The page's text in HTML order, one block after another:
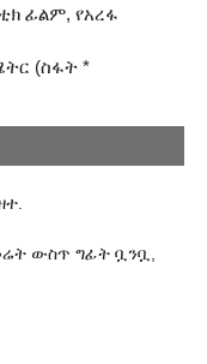
ፊልም, የአረፋ
(ስፋት *
ውስጥ ግፊት ቧንቧ,